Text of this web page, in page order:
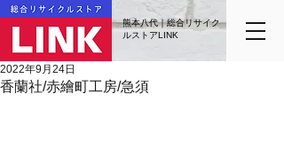
熊本八代｜総合リサイク
ルストアLINK
香蘭社/赤繪町工房/急須
2022年9月24日